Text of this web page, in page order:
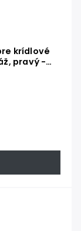
krídlové
pravý -